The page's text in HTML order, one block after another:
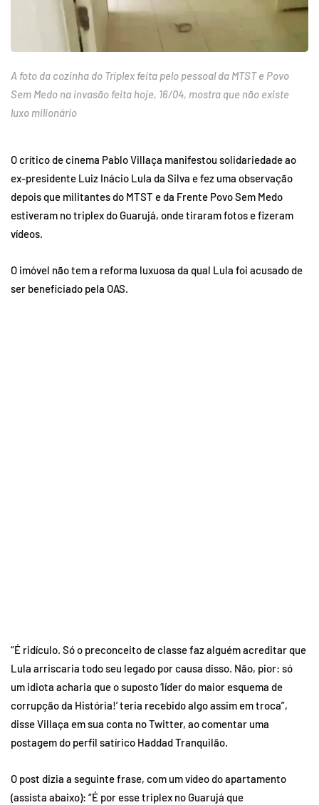
A foto da cozinha do Triplex feita pelo pessoal da MTST e Povo
Sem Medo na invasão feita hoje, 16/04, mostra que não existe
luxo milionário
O crítico de cinema Pablo Villaça manifestou solidariedade ao
ex-presidente Luiz Inácio Lula da Silva e fez uma observação
depois que militantes do MTST e da Frente Povo Sem Medo
estiveram no triplex do Guarujá, onde tiraram fotos e fizeram
vídeos.
O imóvel não tem a reforma luxuosa da qual Lula foi acusado de
ser beneficiado pela OAS.
“É ridículo. Só o preconceito de classe faz alguém acreditar que
Lula arriscaria todo seu legado por causa disso. Não, pior: só
um idiota acharia que o suposto ‘líder do maior esquema de
corrupção da História!’ teria recebido algo assim em troca”,
disse Villaça em sua conta no Twitter, ao comentar uma
postagem do perfil satírico Haddad Tranquilão.
O post dizia a seguinte frase, com um vídeo do apartamento
(assista abaixo): “É por esse triplex no Guarujá que